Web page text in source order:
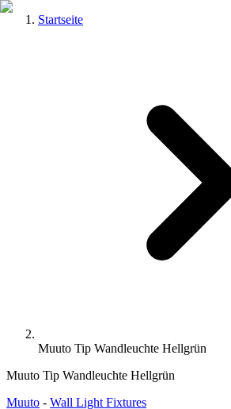
Startseite
Muuto Tip Wandleuchte Hellgrün
Muuto Tip Wandleuchte Hellgrün
Muuto - Wall Light Fixtures